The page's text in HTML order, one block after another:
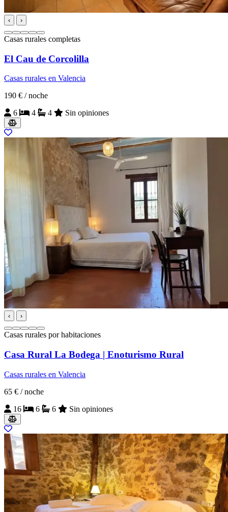
‹ ›
Casas rurales completas
El Cau de Corcolilla
Casas rurales en Valencia
190 € / noche
6
4 4 Sin opiniones
‹ ›
Casas rurales por habitaciones
Casa Rural La Bodega | Enoturismo Rural
Casas rurales en Valencia
65 € / noche
16
6 6 Sin opiniones